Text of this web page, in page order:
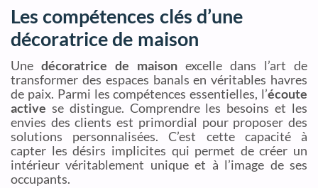
Les compétences clés d’une
décoratrice de maison
Une décoratrice de maison excelle dans l’art de
transformer des espaces banals en véritables havres
de paix. Parmi les compétences essentielles, l’écoute
active se distingue. Comprendre les besoins et les
envies des clients est primordial pour proposer des
solutions personnalisées. C’est cette capacité à
capter les désirs implicites qui permet de créer un
intérieur véritablement unique et à l’image de ses
occupants.